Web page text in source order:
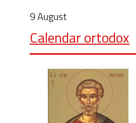
9 August
Calendar ortodox